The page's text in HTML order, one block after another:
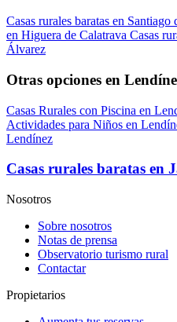
Casas rurales baratas en Santiago
en Higuera de Calatrava Casas
Álvarez
Otras opciones en
Casas Rurales con Piscina en
Actividades para Niños en
Lendínez
Casas rurales baratas en
Nosotros
Sobre nosotros
Notas de prensa
Observatorio turismo rural
Contactar
Propietarios